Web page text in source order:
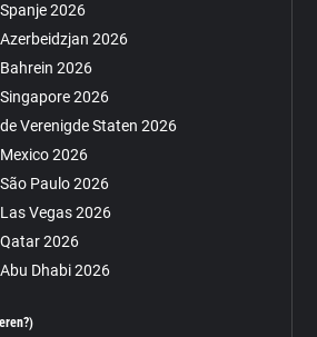
2026
2026
2026
2026
Verenigde Staten 2026
2026
Paulo 2026
Vegas 2026
2026
Dhabi 2026